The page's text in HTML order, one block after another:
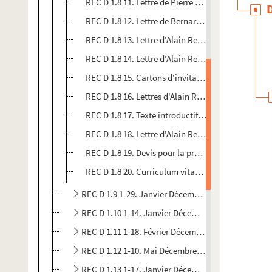
REC D 1.8 12. Lettre de Bernard Recoing à Alain
REC D 1.8 13. Lettre d'Alain Recoing à Pierre
REC D 1.8 14. Lettre d'Alain Recoing à Jean d'Arcy
REC D 1.8 15. Cartons d'invitation de
REC D 1.8 16. Lettres d'Alain Recoing à Jacques
REC D 1.8 17. Texte introductif figurant sur le
REC D 1.8 18. Lettre d'Alain Recoing à Pierre
REC D 1.8 19. Devis pour la production d'une
REC D 1.8 20. Curriculum vitae d'Alain Recoing
REC D 1.9 1-29. Janvier Décembre 1958
REC D 1.10 1-14. Janvier Décembre 1959
REC D 1.11 1-18. Février Décembre 1960
REC D 1.12 1-10. Mai Décembre 1961
REC D 1.13 1-17. Janvier Décembre 1962